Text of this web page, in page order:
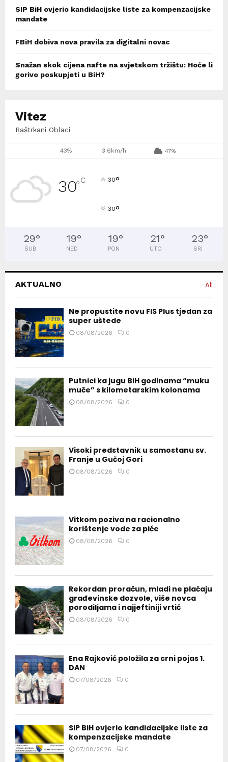
SIP BiH ovjerio kandidacijske liste za kompenzacijske
mandate
FBiH dobiva nova pravila za digitalni novac
Snažan skok cijena nafte na svjetskom tržištu: Hoće li
gorivo poskupjeti u BiH?
Vitez
Raštrkani Oblaci
43% 3.6km/h 47%
30°C 30°
30°
29°
SUB
19°
NED
19°
PON
21°
UTO
23°
SRI
AKTUALNO All
Ne propustite novu FIS Plus tjedan za
super uštede
08/08/2026 0
Putnici ka jugu BiH godinama “muku
muče” s kilometarskim kolonama
08/08/2026 0
Visoki predstavnik u samostanu sv.
Franje u Gučoj Gori
08/08/2026 0
Vitkom poziva na racionalno
korištenje vode za piće
08/08/2026 0
Rekordan proračun, mladi ne plaćaju
građevinske dozvole, više novca
porodiljama i najjeftiniji vrtić
08/08/2026 0
Ena Rajković položila za crni pojas 1.
DAN
07/08/2026 0
SIP BiH ovjerio kandidacijske liste za
kompenzacijske mandate
07/08/2026 0